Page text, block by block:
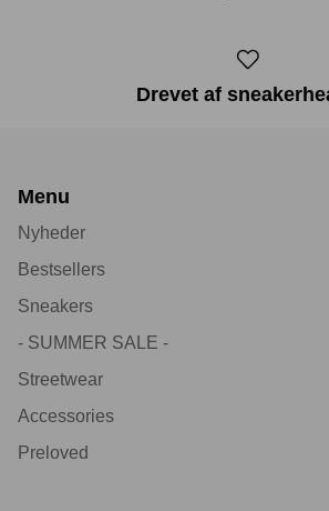
Drevet af
Menu
Nyheder
Bestsellers
Sneakers
- SUMMER SALE -
Streetwear
Accessories
Preloved